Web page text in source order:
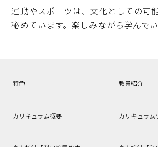
運動やスポーツは、文化としての可
秘めています。楽しみながら学んで
特色 教員紹介
カリキュラム概要 カリキュラム